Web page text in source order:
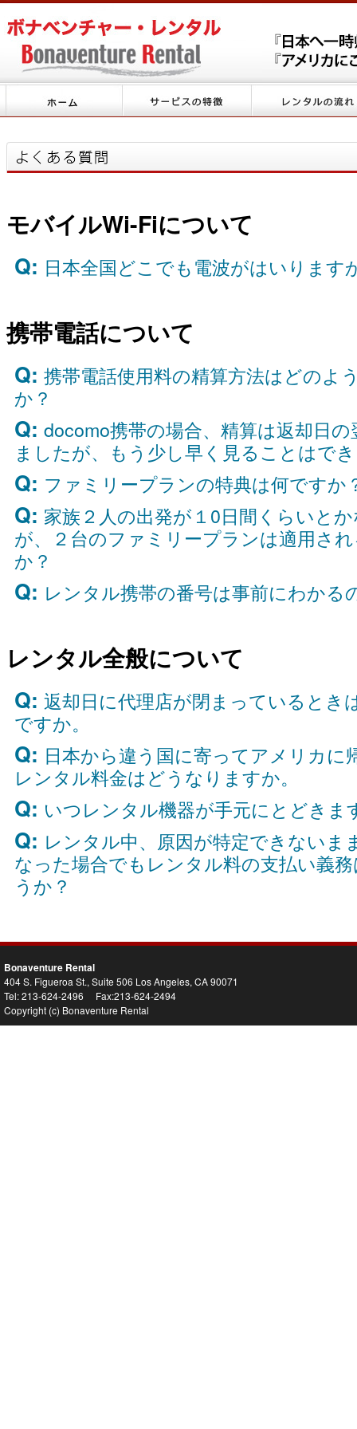
モバイルWi-Fiについて
Q: 日本全国どこでも電波がはいります
携帯電話について
Q: 携帯電話使用料の精算方法はどのよ
か？
Q: docomo携帯の場合、精算は返却日
ましたが、もう少し早く見ることはで
Q: ファミリープランの特典は何ですか
Q: 家族２人の出発が１0日間くらいと
が、２台のファミリープランは適用さ
か？
Q: レンタル携帯の番号は事前にわかる
レンタル全般について
Q: 返却日に代理店が閉まっているとき
ですか。
Q: 日本から違う国に寄ってアメリカに
レンタル料金はどうなりますか。
Q: いつレンタル機器が手元にとどきま
Q: レンタル中、原因が特定できないま
なった場合でもレンタル料の支払い義
うか？
Bonaventure Rental
404 S. Figueroa St., Suite 506 Los Angeles, CA 90071
Tel: 213-624-2496 Fax:213-624-2494
Copyright (c) Bonaventure Rental